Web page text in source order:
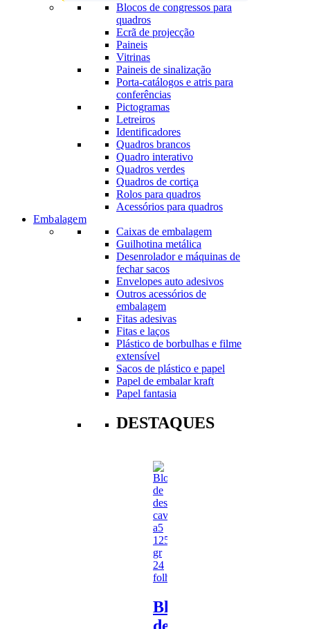
Blocos de congressos para
quadros
Ecrã de projecção
Paineis
Vitrinas
Paineis de sinalização
Porta-catálogos e atris para
conferências
Pictogramas
Letreiros
Identificadores
Quadros brancos
Quadro interativo
Quadros verdes
Quadros de cortiça
Rolos para quadros
Acessórios para quadros
Embalagem
Caixas de embalagem
Guilhotina metálica
Desenrolador e máquinas de
fechar sacos
Envelopes auto adesivos
Outros acessórios de
embalagem
Fitas adesivas
Fitas e laços
Plástico de borbulhas e filme
extensível
Sacos de plástico e papel
Papel de embalar kraft
Papel fantasia
DESTAQUES
Bloco
de